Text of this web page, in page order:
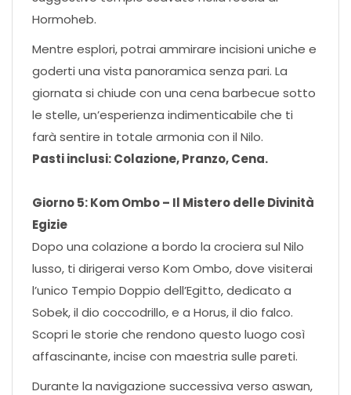
Hormoheb.
Mentre esplori, potrai ammirare incisioni uniche e
goderti una vista panoramica senza pari. La
giornata si chiude con una cena barbecue sotto
le stelle, un’esperienza indimenticabile che ti
farà sentire in totale armonia con il Nilo.
Pasti inclusi: Colazione, Pranzo, Cena.
Giorno 5: Kom Ombo – Il Mistero delle Divinità
Egizie
Dopo una colazione a bordo la crociera sul Nilo
lusso, ti dirigerai verso Kom Ombo, dove visiterai
l’unico Tempio Doppio dell’Egitto, dedicato a
Sobek, il dio coccodrillo, e a Horus, il dio falco.
Scopri le storie che rendono questo luogo così
affascinante, incise con maestria sulle pareti.
Durante la navigazione successiva verso aswan,